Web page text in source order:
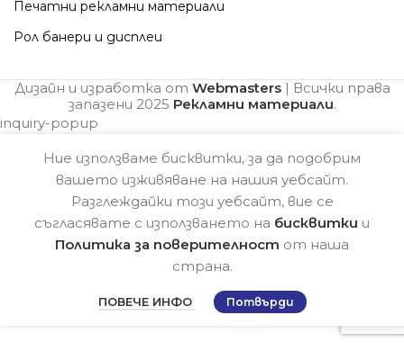
Печатни рекламни материали
Рол банери и дисплеи
Дизайн и изработка от Webmasters| Всички права
запазени 2025 Рекламни материали.
inquiry-popup
Ние използваме бисквитки, за да подобрим
вашето изживяване на нашия уебсайт.
Разглеждайки този уебсайт, вие се
съгласявате с използването на бисквитки и
Политика за поверителност от наша
страна.
ПОВЕЧЕ ИНФО Потвърди